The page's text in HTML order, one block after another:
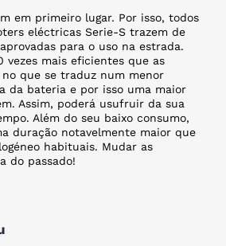
em primeiro lugar. Por isso, todos
eléctricas Serie-S trazem de
para o uso na estrada.
vezes mais eficientes que as
no que se traduz num menor
da bateria e por isso uma maior
Assim, poderá usufruir da sua
Além do seu baixo consumo,
duração notavelmente maior que
habituais. Mudar as
do passado!